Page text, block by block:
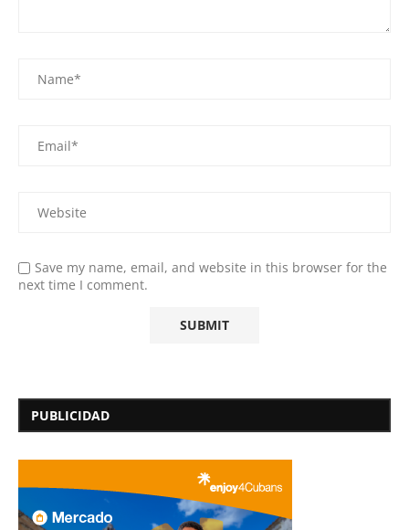
Save my name, email, and website in this browser for the
next time I comment.
PUBLICIDAD